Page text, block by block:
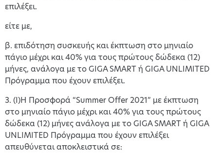
επιλέξει.
είτε με,
β. επιδότηση συσκευής και έκπτωση στο μηνιαίο
πάγιο μέχρι και 40% για τους πρώτους δώδεκα (12)
μήνες, ανάλογα με το GIGA SMART ή GIGA UNLIMITED
Πρόγραμμα που έχουν επιλέξει.
3. (I)Η Προσφορά “Summer Offer 2021” με έκπτωση
στο μηνιαίο πάγιο μέχρι και 40% για τους πρώτους
δώδεκα (12) μήνες ανάλογα με το GIGA SMART ή GIGA
UNLIMITED Πρόγραμμα που έχουν επιλέξει
απευθύνεται αποκλειστικά σε: